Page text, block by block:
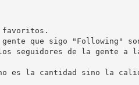
favoritos.
que sigo "Following"
seguidores de la gente a
es la cantidad sino la